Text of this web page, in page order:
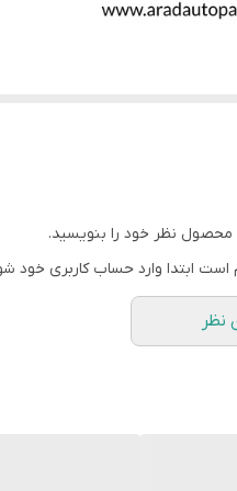
محصول نظر خود را بنویسید.
است ابتدا وارد حساب کاربری خود
نظر